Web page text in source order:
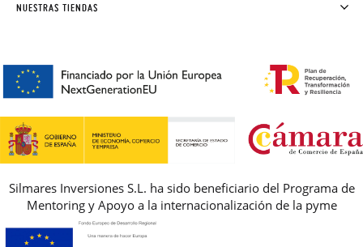
AVISO LEGAL, PRIVACIDAD Y COOKIES
REBAJAS
PREGUNTAS FRECUENTES
NUESTRAS TIENDAS
Silmares Inversiones S.L. ha sido beneficiario del Programa de
Mentoring y Apoyo a la internacionalización de la pyme